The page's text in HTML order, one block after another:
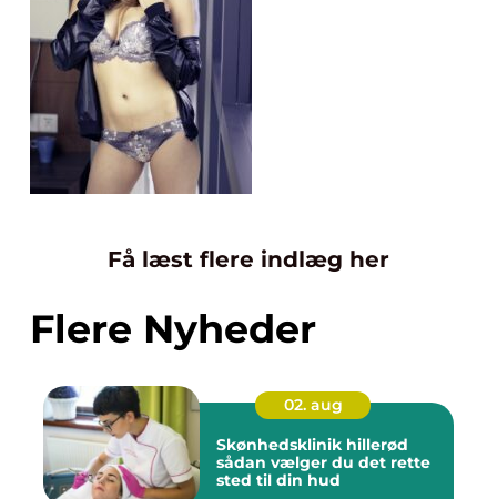
Få læst flere indlæg her
Flere Nyheder
02. aug
Skønhedsklinik hillerød
sådan vælger du det rette
sted til din hud